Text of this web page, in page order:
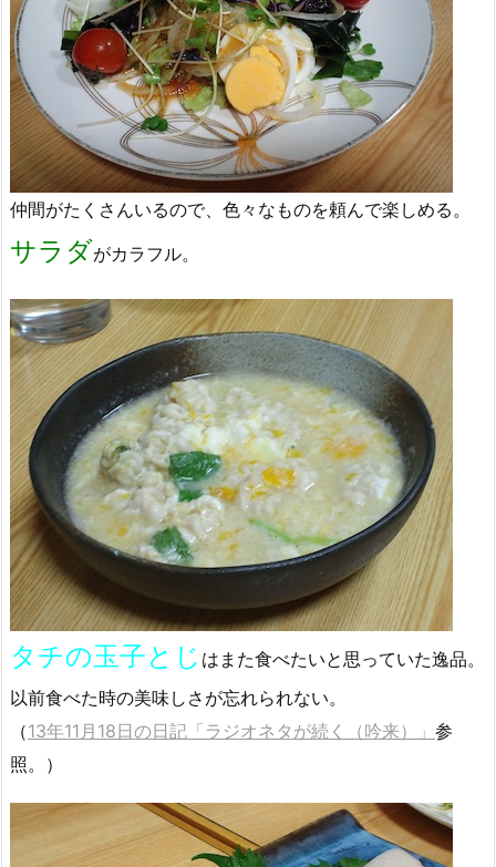
仲間がたくさんいるので、色々なものを頼んで楽しめる。
サラダがカラフル。
タチの玉子とじ はまた食べたいと思っていた逸品。
以前食べた時の美味しさが忘れられない。
（13年11月18日の日記「ラジオネタが続く（吟来）」 参
照。）